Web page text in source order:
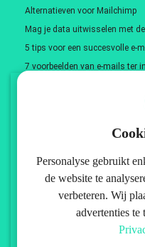
Alternatieven voor Mailchimp
Mag je data uitwisselen met de
5 tips voor een succesvolle e-
7 voorbeelden van e-mails ter
Personalyse
3511 BDUtrecht
Download
mailmarketing
Personalyse gebruikt
de website te
verbeteren. Wij
advertenties te